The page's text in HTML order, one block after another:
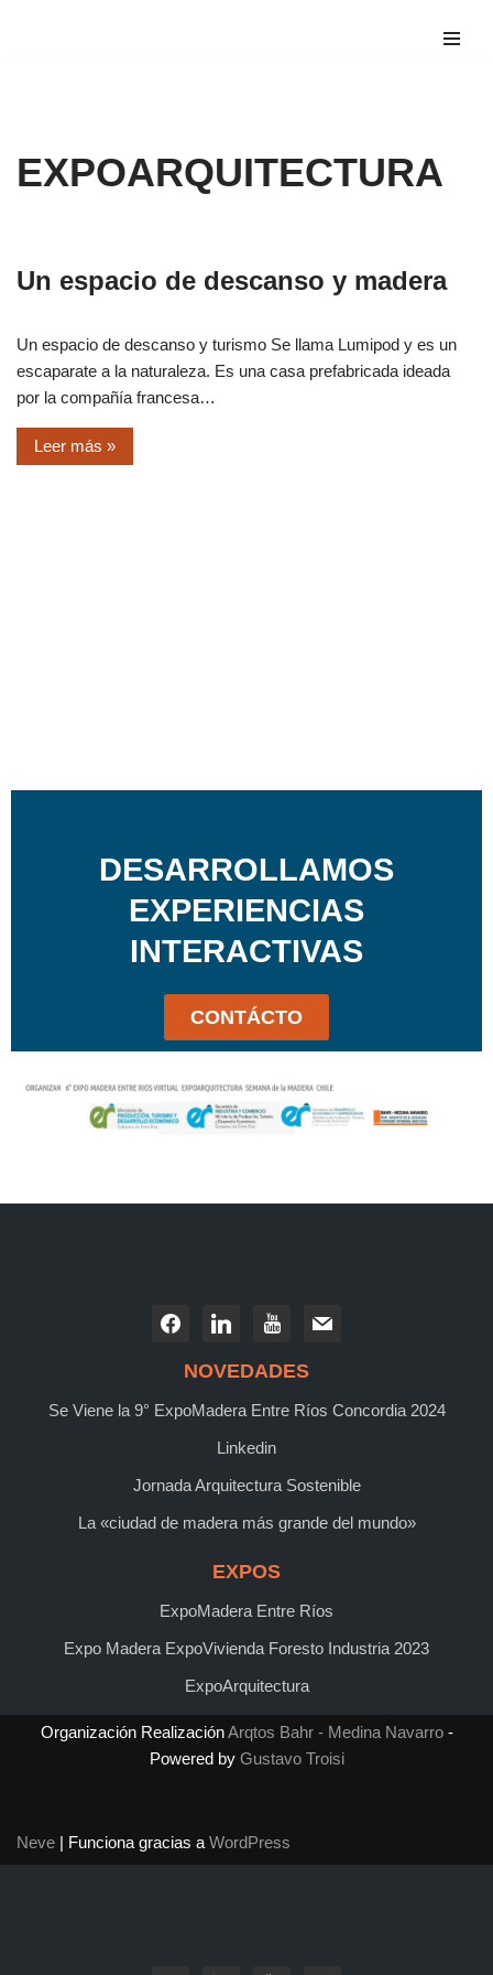
EXPOARQUITECTURA
Un espacio de descanso y madera
Un espacio de descanso y turismo Se llama Lumipod y es un
escaparate a la naturaleza. Es una casa prefabricada ideada
por la compañía francesa…
Leer más »
DESARROLLAMOS
EXPERIENCIAS
INTERACTIVAS
CONTÁCTO
NOVEDADES
Se Viene la 9° ExpoMadera Entre Ríos Concordia 2024
Linkedin
Jornada Arquitectura Sostenible
La «ciudad de madera más grande del mundo»
EXPOS
ExpoMadera Entre Ríos
Expo Madera ExpoVivienda Foresto Industria 2023
ExpoArquitectura
Organización RealizaciónArqtos Bahr - Medina Navarro-
Powered by Gustavo Troisi
Neve | Funciona gracias a WordPress